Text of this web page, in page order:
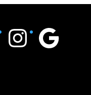
Instagram Google